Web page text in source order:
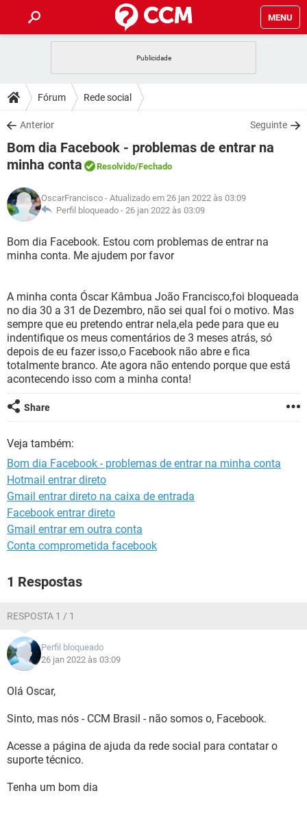
MENU
CELULAR
OUTLOOK
INSTAGRAM GMAIL
GUIA DE COMPRAS
DICAS
JOGOS
OUTLOOK
GUIA DE COMPRAS
DOWNLOADS
JOGOS WHATSAPP
CELULAR FACEBOOK
OUTLOOK EXCEL
INSTAGRAM
GUIA DE COMPRAS
FÓRUM
CELULAR FACEBOOK
INSTAGRAM GMAIL
GLOSSÁRIO
JOGOS
CELULAR FACEBOOK
GUIA DE COMPRAS
Fórum Rede social
Anterior Seguinte
Bom dia Facebook - problemas de entrar na
minha conta
Resolvido/Fechado
OscarFrancisco - Atualizado em 26 jan 2022 às 03:09
Perfil bloqueado - 26 jan 2022 às 03:09
Bom dia Facebook. Estou com problemas de entrar na
minha conta. Me ajudem por favor
A minha conta Óscar Kâmbua João Francisco,foi bloqueada
no dia 30 a 31 de Dezembro, não sei qual foi o motivo. Mas
sempre que eu pretendo entrar nela,ela pede para que eu
indentifique os meus comentários de 3 meses atrás, só
depois de eu fazer isso,o Facebook não abre e fica
totalmente branco. Ate agora não entendo porque que está
acontecendo isso com a minha conta!
Share
Veja também:
Bom dia Facebook - problemas de entrar na minha conta
Hotmail entrar direto
Gmail entrar direto na caixa de entrada
Facebook entrar direto
Gmail entrar em outra conta
Conta comprometida facebook
1 Respostas
RESPOSTA 1 / 1
Perfil bloqueado
26 jan 2022 às 03:09
Olá Oscar,
Sinto, mas nós - CCM Brasil - não somos o, Facebook.
Acesse a página de ajuda da rede social para contatar o
suporte técnico.
Tenha um bom dia